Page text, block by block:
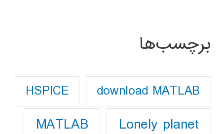
برچسب‌ها
download MATLAB
HSPICE
Lonely planet
MATLAB